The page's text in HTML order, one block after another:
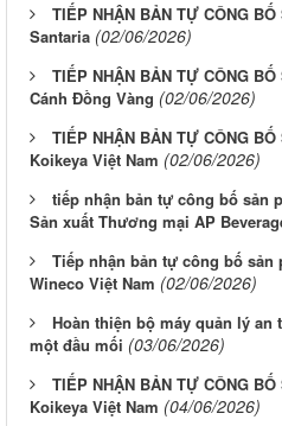
TIẾP NHẬN BẢN TỰ CÔNG
Santaria (02/06/2026)
TIẾP NHẬN BẢN TỰ CÔNG
Cánh Đồng Vàng (02/06/2026)
TIẾP NHẬN BẢN TỰ CÔNG
Koikeya Việt Nam (02/06/2026)
tiếp nhận bản tự công bố sản
Sản xuất Thương mại AP
Tiếp nhận bản tự công bố sản
Wineco Việt Nam (02/06/2026)
Hoàn thiện bộ máy quản lý
một đầu mối (03/06/2026)
TIẾP NHẬN BẢN TỰ CÔNG
Koikeya Việt Nam (04/06/2026)